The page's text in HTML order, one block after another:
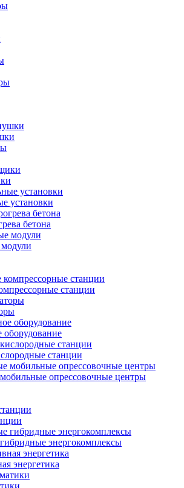
установки
бетона
станции
оборудование
станции
опрессовочные центры
энергокомплексы
энергетика